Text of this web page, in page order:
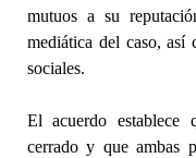
mutuos a su
mediática del caso, así
sociales.
El acuerdo establece
cerrado y que ambas